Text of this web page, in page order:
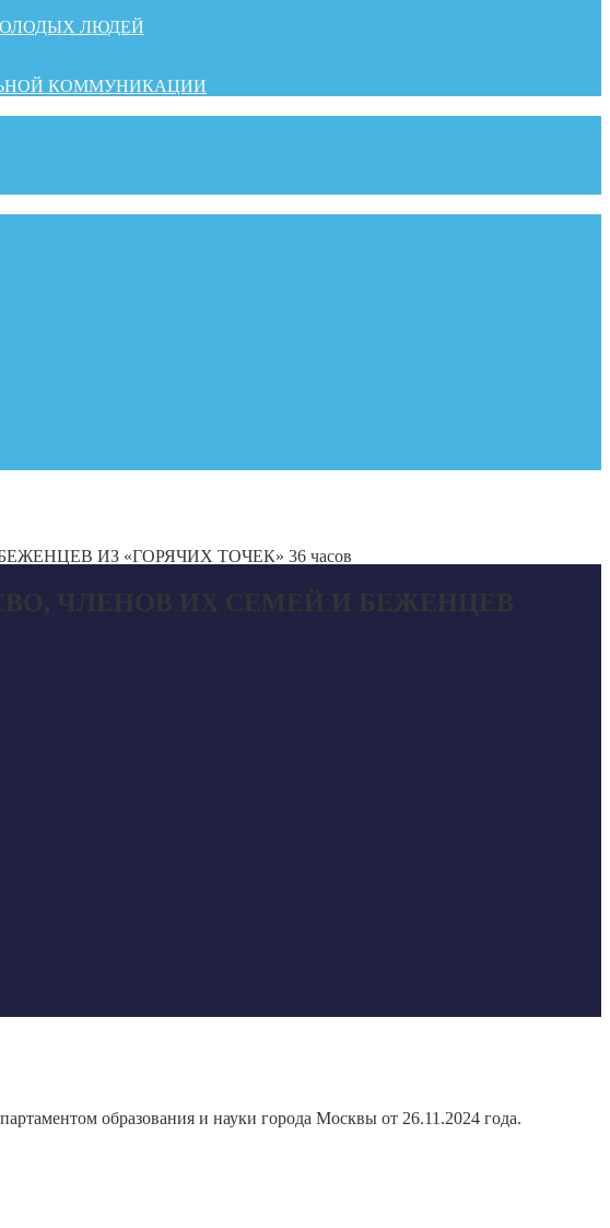
ЛЮДЕЙ
КОММУНИКАЦИИ
ИЗ «ГОРЯЧИХ ТОЧЕК» 36 часов
образования и науки города Москвы от 26.11.2024 года.